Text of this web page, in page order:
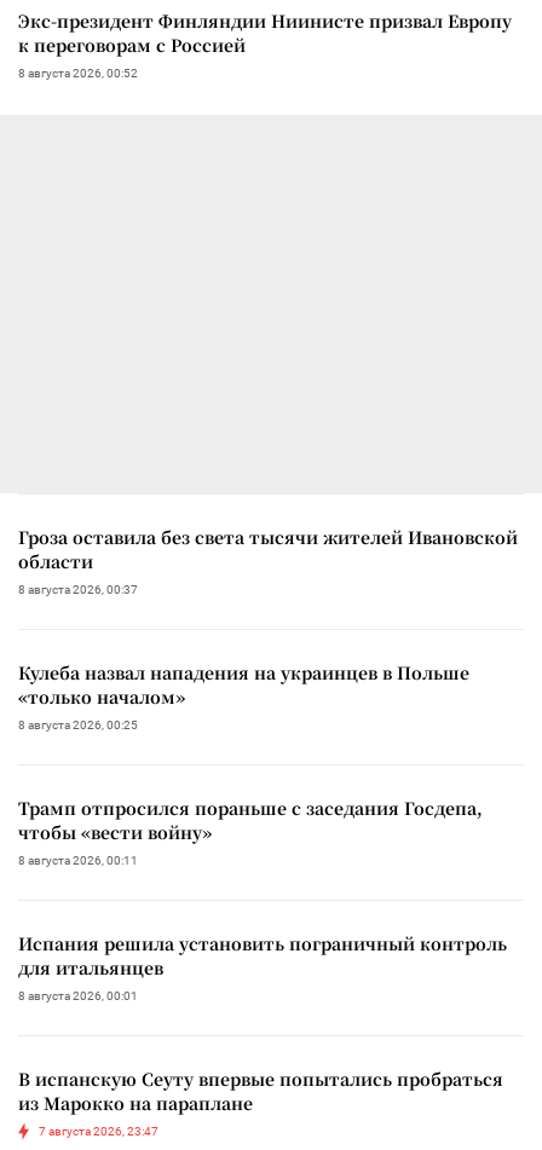
Экс-президент Финляндии Ниинисте призвал Европу
к переговорам с Россией
8 августа 2026, 00:52
Гроза оставила без света тысячи жителей Ивановской
области
8 августа 2026, 00:37
Кулеба назвал нападения на украинцев в Польше
«только началом»
8 августа 2026, 00:25
Трамп отпросился пораньше с заседания Госдепа,
чтобы «вести войну»
8 августа 2026, 00:11
Испания решила установить пограничный контроль
для итальянцев
8 августа 2026, 00:01
В испанскую Сеуту впервые попытались пробраться
из Марокко на параплане
7 августа 2026, 23:47